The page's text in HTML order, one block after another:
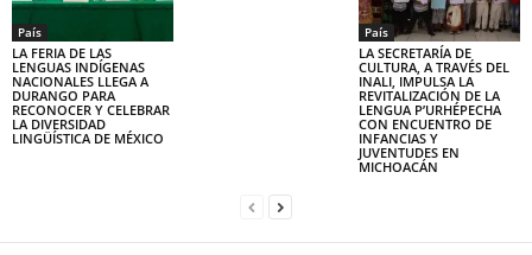
País
LA FERIA DE LAS
LENGUAS INDÍGENAS
NACIONALES LLEGA A
DURANGO PARA
RECONOCER Y CELEBRAR
LA DIVERSIDAD
LINGÜÍSTICA DE MÉXICO
País
LA SECRETARÍA DE
CULTURA, A TRAVÉS DEL
INALI, IMPULSA LA
REVITALIZACIÓN DE LA
LENGUA P’URHÉPECHA
CON ENCUENTRO DE
INFANCIAS Y
JUVENTUDES EN
MICHOACÁN